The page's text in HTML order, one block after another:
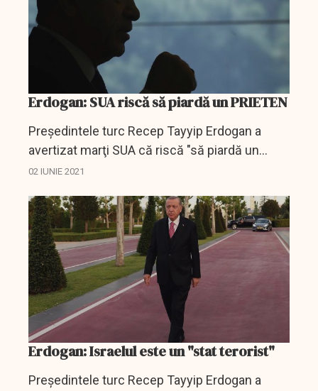
Erdogan: SUA riscă să piardă un PRIETEN
Preşedintele turc Recep Tayyip Erdogan a
avertizat marţi SUA că riscă "să piardă un
prieten preţios" prin "încolţirea" Turciei, cu
omologul...
02 IUNIE 2021
Erdogan: Israelul este un "stat terorist"
Preşedintele turc Recep Tayyip Erdogan a